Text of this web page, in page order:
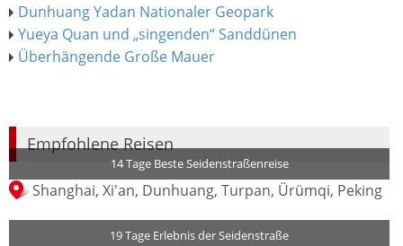
Dunhuang Yadan Nationaler Geopark
Yueya Quan und „singenden“ Sanddünen
Überhängende Große Mauer
Empfohlene Reisen
14 Tage Beste Seidenstraßenreise
Shanghai, Xi'an, Dunhuang, Turpan, Ürümqi, Peking
19 Tage Erlebnis der Seidenstraße